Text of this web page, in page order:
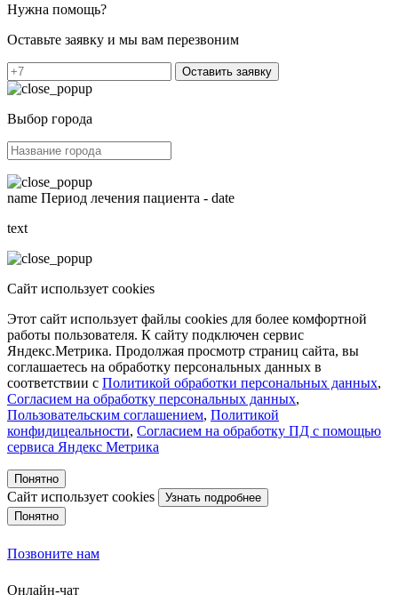
Нужна помощь?
Оставьте заявку и мы вам перезвоним
Оставить заявку
Выбор города
name Период лечения пациента - date
text
Сайт использует cookies
Этот сайт использует файлы cookies для более комфортной
работы пользователя. К сайту подключен сервис
Яндекс.Метрика. Продолжая просмотр страниц сайта, вы
соглашаетесь на обработку персональных данных в
соответствии с Политикой обработки персональных данных,
Согласием на обработку персональных данных,
Пользовательским соглашением, Политикой
конфидицеальности, Согласием на обработку ПД с помощью
сервиса Яндекс Метрика
Понятно
Сайт использует cookies
Узнать подробнее
Понятно
Позвоните нам
Онлайн-чат